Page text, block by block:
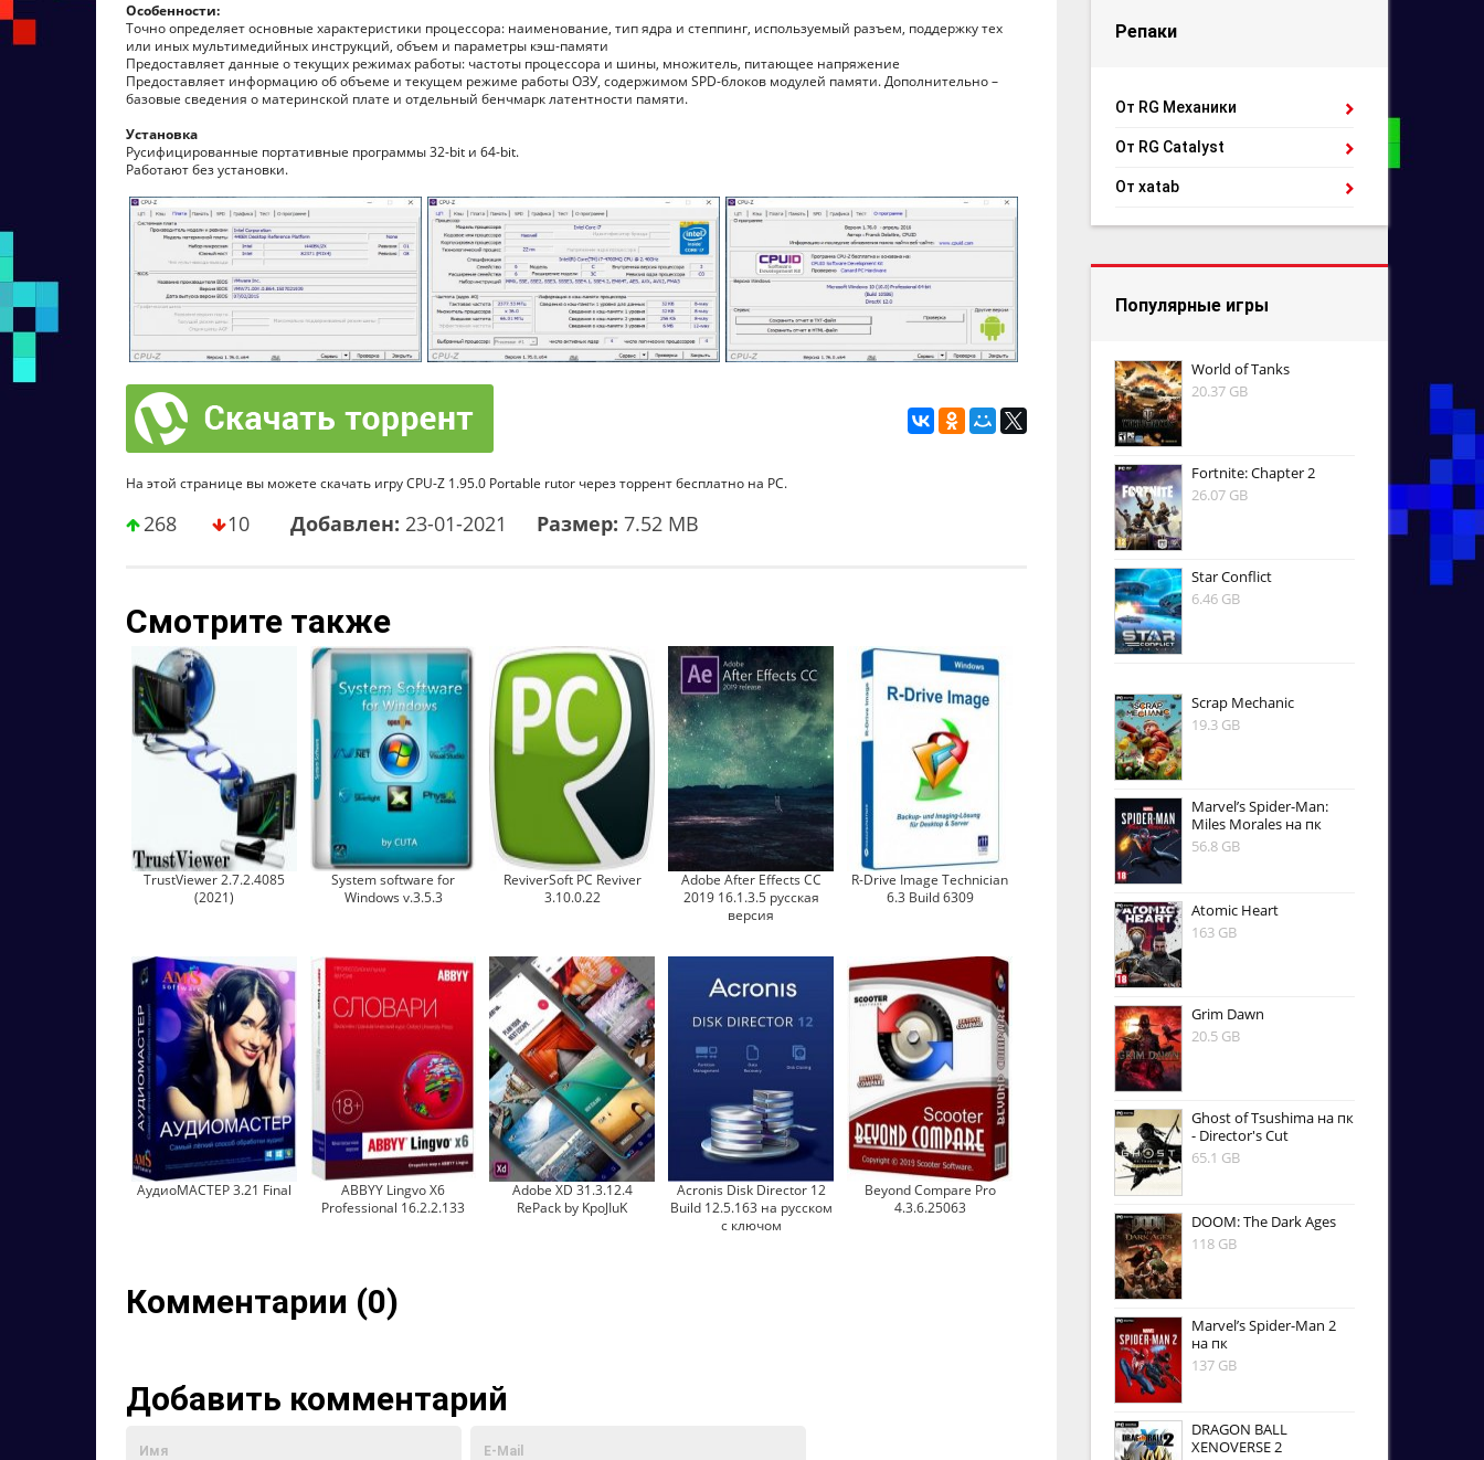
Особенности:
Точно определяет основные характеристики процессора: наименование, тип ядра и степпинг, используемый разъем, поддержку тех
или иных мультимедийных инструкций, объем и параметры кэш-памяти
Предоставляет данные о текущих режимах работы: частоты процессора и шины, множитель, питающее напряжение
Предоставляет информацию об объеме и текущем режиме работы ОЗУ, содержимом SPD-блоков модулей памяти. Дополнительно –
базовые сведения о материнской плате и отдельный бенчмарк латентности памяти.
Установка
Русифицированные портативные программы 32-bit и 64-bit.
Работают без установки.
На этой странице вы можете скачать игру CPU-Z 1.95.0 Portable rutor через торрент бесплатно на PC.
268 10 Добавлен: 23-01-2021 Размер: 7.52 MB
Смотрите также
TrustViewer 2.7.2.4085
(2021)
System software for
Windows v.3.5.3
ReviverSoft PC Reviver
3.10.0.22
Adobe After Effects CC
2019 16.1.3.5 русская
версия
R-Drive Image Technician
6.3 Build 6309
АудиоМАСТЕР 3.21 Final
ABBYY Lingvo X6
Professional 16.2.2.133
Adobe XD 31.3.12.4
RePack by KpoJIuK
Acronis Disk Director 12
Build 12.5.163 на русском
с ключом
Beyond Compare Pro
4.3.6.25063
Комментарии (0)
Добавить комментарий
Репаки
От RG Механики
От RG Catalyst
От xatab
Популярные игры
World of Tanks
20.37 GB
Fortnite: Chapter 2
26.07 GB
Star Conflict
6.46 GB
Scrap Mechanic
19.3 GB
Marvel’s Spider-Man:
Miles Morales на пк
56.8 GB
Atomic Heart
163 GB
Grim Dawn
20.5 GB
Ghost of Tsushima на пк
- Director's Cut
65.1 GB
DOOM: The Dark Ages
118 GB
Marvel’s Spider-Man 2
на пк
137 GB
DRAGON BALL
XENOVERSE 2